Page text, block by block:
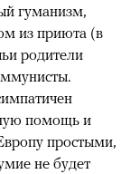
гуманизм,
из приюта (в
родители
помощь и
простыми,
не будет